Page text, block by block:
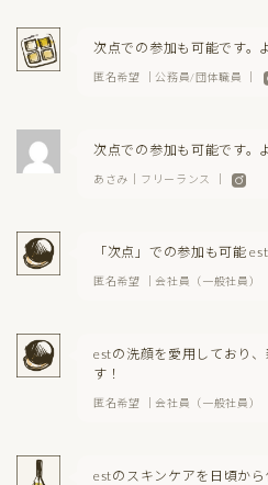
次点での参加も可能です。
匿名希望 ｜公務員/団体職員 ｜
次点での参加も可能です。
あさみ｜フリーランス ｜
「次点」での参加も可能
匿名希望 ｜会社員（一般社員）
estの洗顔を愛用しており
す！
匿名希望 ｜会社員（一般社員）
estのスキンケアを日頃か